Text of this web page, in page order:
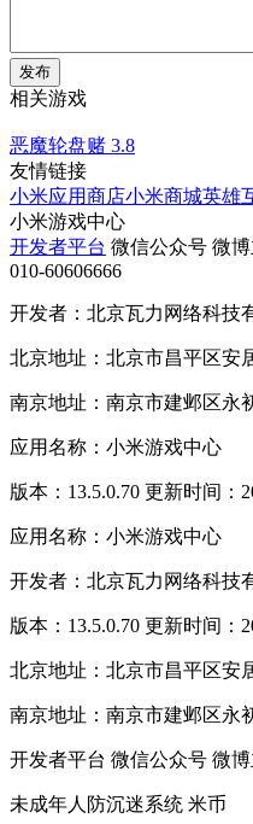
发布
相关游戏
恶魔轮盘赌 3.8
友情链接
小米应用商店小米商城英雄
小米游戏中心
开发者平台 微信公众号 微
010-60606666
开发者：北京瓦力网络科技
北京地址：北京市昌平区安
南京地址：南京市建邺区永
应用名称：小米游戏中心
版本：13.5.0.70 更新时间：
应用名称：小米游戏中心
开发者：北京瓦力网络科技
版本：13.5.0.70 更新时间：
北京地址：北京市昌平区安
南京地址：南京市建邺区永
开发者平台 微信公众号 微
未成年人防沉迷系统 米币